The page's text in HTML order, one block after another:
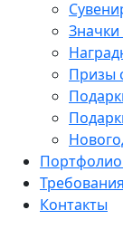
Призы
Контакты